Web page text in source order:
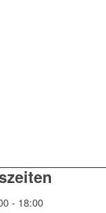
- 18:00